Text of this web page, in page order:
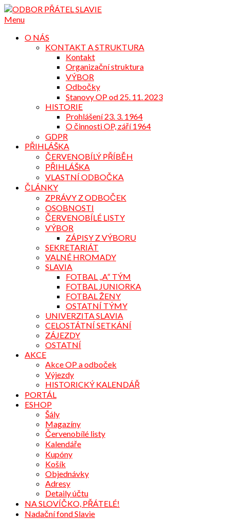
Přejdi
na
Menu
O NÁS
KONTAKT A STRUKTURA
Kontakt
Organizační struktura
VÝBOR
Odbočky
Stanovy OP od 25. 11. 2023
HISTORIE
Prohlášení 23. 3. 1964
O činnosti OP, září 1964
GDPR
PŘIHLÁŠKA
ČERVENOBÍLÝ PŘÍBĚH
PŘIHLÁŠKA
VLASTNÍ ODBOČKA
ČLÁNKY
ZPRÁVY Z ODBOČEK
OSOBNOSTI
ČERVENOBÍLÉ LISTY
VÝBOR
ZÁPISY Z VÝBORU
SEKRETARIÁT
VALNÉ HROMADY
SLAVIA
FOTBAL „A“ TÝM
FOTBAL JUNIORKA
FOTBAL ŽENY
OSTATNÍ TÝMY
UNIVERZITA SLAVIA
CELOSTÁTNÍ SETKÁNÍ
ZÁJEZDY
OSTATNÍ
AKCE
Akce OP a odboček
Výjezdy
HISTORICKÝ KALENDÁŘ
PORTÁL
ESHOP
Šály
Magazíny
Červenobílé listy
Kalendáře
Kupóny
Košík
Objednávky
Adresy
Detaily účtu
NA SLOVÍČKO, PŘÁTELÉ!
Nadační fond Slavie